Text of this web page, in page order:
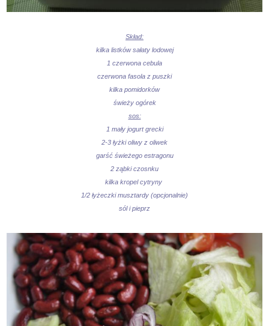
Skład:
kilka listków sałaty lodowej
1 czerwona cebula
czerwona fasola z puszki
kilka pomidorków
świeży ogórek
sos:
1 mały jogurt grecki
2-3 łyżki oliwy z oliwek
garść świeżego estragonu
2 ząbki czosnku
kilka kropel cytryny
1/2 łyżeczki musztardy (opcjonalnie)
sól i pieprz